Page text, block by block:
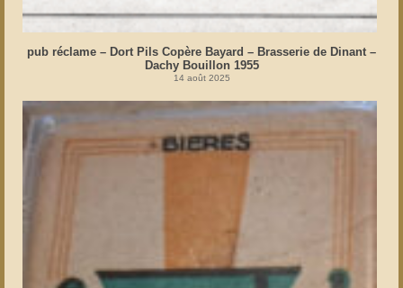
pub réclame – Dort Pils Copère Bayard – Brasserie de Dinant –
Dachy Bouillon 1955
14 août 2025